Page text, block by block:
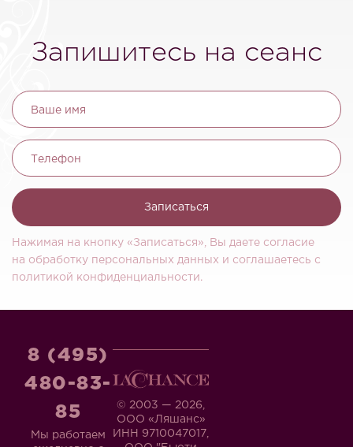
Запишитесь на сеанс
Ваше имя
Телефон
Записаться
Нажимая на кнопку «Записаться», Вы даете согласие
на обработку персональных данных и соглашаетесь c
политикой конфиденциальности.
© 2003 — 2026,
ООО «Ляшанс»
ИНН 9710047017,
8 (495)
480-83-
85
Мы работаем